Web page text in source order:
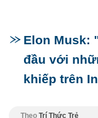
Elon Musk:
đầu với
khiếp trên
Theo Trí Thức Trẻ